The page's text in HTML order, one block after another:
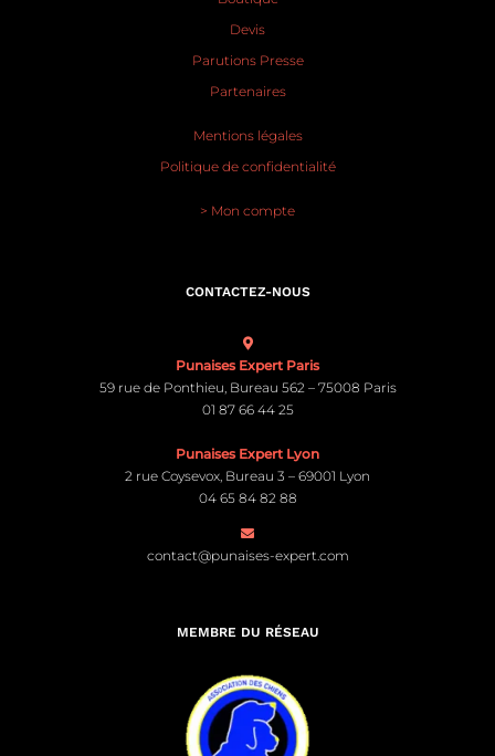
Devis
Parutions Presse
Partenaires
Mentions légales
Politique de confidentialité
> Mon compte
CONTACTEZ-NOUS
Punaises Expert Paris
59 rue de Ponthieu, Bureau 562 – 75008 Paris
01 87 66 44 25
Punaises Expert Lyon
2 rue Coysevox, Bureau 3 – 69001 Lyon
04 65 84 82 88
contact@punaises-expert.com
MEMBRE DU RÉSEAU